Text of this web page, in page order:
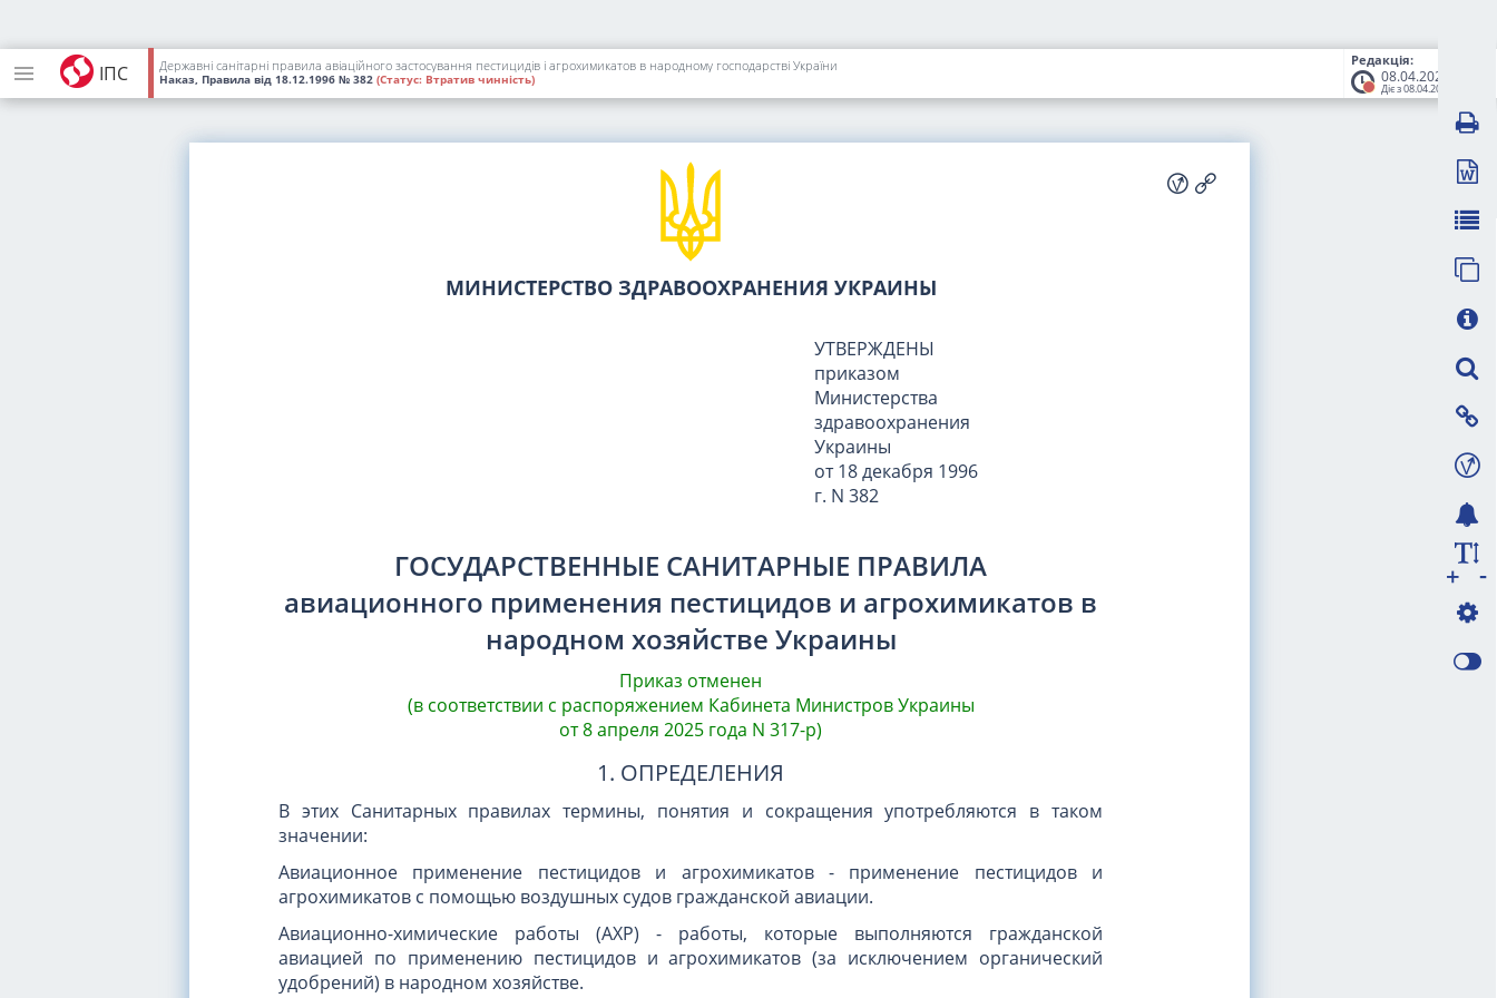
ІПС
Редакція:
08.04.2025
Діє з 08.04.2025
Державні санітарні правила авіаційного застосування пестицидів і агрохимикатов в народному господарстві України
Наказ, Правила від 18.12.1996 № 382 (Статус: Втратив чинність)
МИНИСТЕРСТВО ЗДРАВООХРАНЕНИЯ УКРАИНЫ
УТВЕРЖДЕНЫ
приказом
Министерства
здравоохранения
Украины
от 18 декабря 1996
г. N 382
ГОСУДАРСТВЕННЫЕ САНИТАРНЫЕ ПРАВИЛА
авиационного применения пестицидов и агрохимикатов в
народном хозяйстве Украины
Приказ отменен
(в соответствии с распоряжением Кабинета Министров Украины
от 8 апреля 2025 года N 317-р)
1. ОПРЕДЕЛЕНИЯ
В этих Санитарных правилах термины, понятия и сокращения употребляются в таком
значении:
Авиационное применение пестицидов и агрохимикатов - применение пестицидов и
агрохимикатов с помощью воздушных судов гражданской авиации.
Авиационно-химические работы (АХР) - работы, которые выполняются гражданской
авиацией по применению пестицидов и агрохимикатов (за исключением органический
удобрений) в народном хозяйстве.
-
+